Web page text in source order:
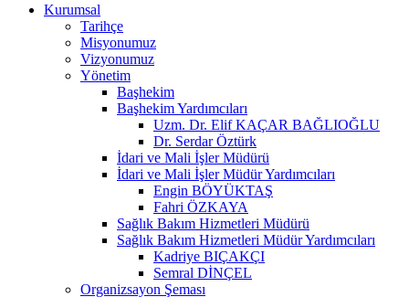
Kurumsal
Tarihçe
Misyonumuz
Vizyonumuz
Yönetim
Başhekim
Başhekim Yardımcıları
Uzm. Dr. Elif KAÇAR BAĞLIOĞLU
Dr. Serdar Öztürk
İdari ve Mali İşler Müdürü
İdari ve Mali İşler Müdür Yardımcıları
Engin BÖYÜKTAŞ
Fahri ÖZKAYA
Sağlık Bakım Hizmetleri Müdürü
Sağlık Bakım Hizmetleri Müdür Yardımcıları
Kadriye BIÇAKÇI
Semral DİNÇEL
Organizsayon Şeması